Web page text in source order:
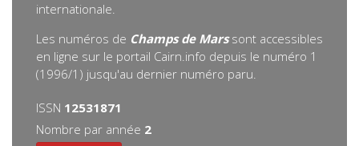
internationale.
Les numéros de Champs de Marssont accessibles
en ligne sur le portail Cairn.info depuis le numéro 1
(1996/1) jusqu'au dernier numéro paru.
ISSN 12531871
Nombre par année 2